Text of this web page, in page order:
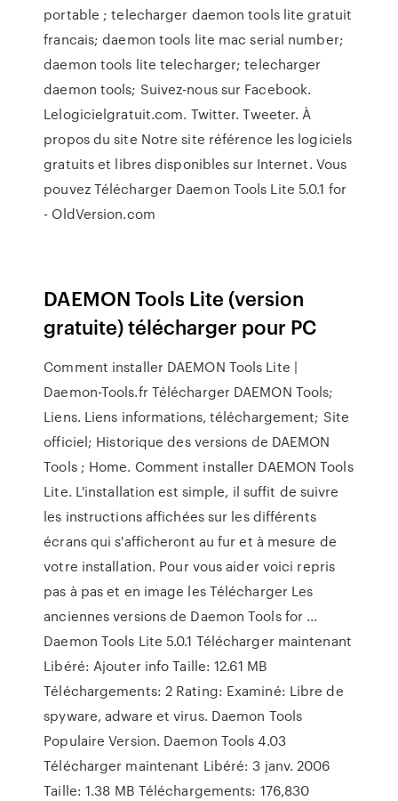
portable ; telecharger daemon tools lite gratuit
francais; daemon tools lite mac serial number;
daemon tools lite telecharger; telecharger
daemon tools; Suivez-nous sur Facebook.
Lelogicielgratuit.com. Twitter. Tweeter. À
propos du site Notre site référence les logiciels
gratuits et libres disponibles sur Internet. Vous
pouvez Télécharger Daemon Tools Lite 5.0.1 for
- OldVersion.com
DAEMON Tools Lite (version
gratuite) télécharger pour PC
Comment installer DAEMON Tools Lite |
Daemon-Tools.fr Télécharger DAEMON Tools;
Liens. Liens informations, téléchargement; Site
officiel; Historique des versions de DAEMON
Tools ; Home. Comment installer DAEMON Tools
Lite. L'installation est simple, il suffit de suivre
les instructions affichées sur les différents
écrans qui s'afficheront au fur et à mesure de
votre installation. Pour vous aider voici repris
pas à pas et en image les Télécharger Les
anciennes versions de Daemon Tools for ...
Daemon Tools Lite 5.0.1 Télécharger maintenant
Libéré: Ajouter info Taille: 12.61 MB
Téléchargements: 2 Rating: Examiné: Libre de
spyware, adware et virus. Daemon Tools
Populaire Version. Daemon Tools 4.03
Télécharger maintenant Libéré: 3 janv. 2006
Taille: 1.38 MB Téléchargements: 176,830